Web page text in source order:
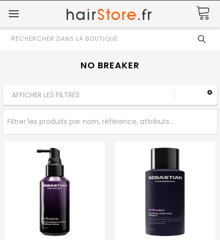
Rechercher
NO BREAKER
AFFICHER LES FILTRES